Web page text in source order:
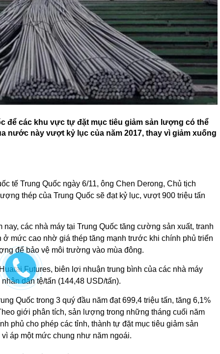
để các khu vực tự đặt mục tiêu giảm sản lượng có thể
nước này vượt kỷ lục của năm 2017, thay vì giảm xuống
tế Trung Quốc ngày 6/11, ông Chen Derong, Chủ tịch
thép của Trung Quốc sẽ đạt kỷ lục, vượt 900 triệu tấn
nay, các nhà máy tại Trung Quốc tăng cường sản xuất, tranh
mức cao nhờ giá thép tăng mạnh trước khi chính phủ triển
để bảo vệ môi trường vào mùa đông.
Futures, biên lợi nhuận trung bình của các nhà máy
dân tệ/tấn (144,48 USD/tấn).
Quốc trong 3 quý đầu năm đạt 699,4 triệu tấn, tăng 6,1%
giới phân tích, sản lượng trong những tháng cuối năm
phủ cho phép các tỉnh, thành tự đặt mục tiêu giảm sản
áp một mức chung như năm ngoái.